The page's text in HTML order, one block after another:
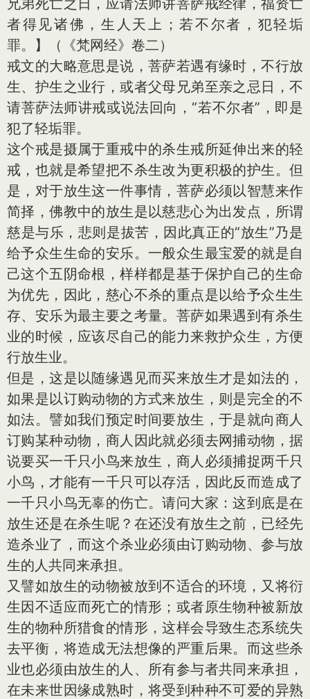
兄弟死亡之日，应请法师讲菩萨戒经律，福资亡
者得见诸佛，生人天上；若不尔者，犯轻垢
罪。】（《梵网经》卷二）
戒文的大略意思是说，菩萨若遇有缘时，不行放
生、护生之业行，或者父母兄弟至亲之忌日，不
请菩萨法师讲戒或说法回向，“若不尔者”，即是
犯了轻垢罪。
这个戒是摄属于重戒中的杀生戒所延伸出来的轻
戒，也就是希望把不杀生改为更积极的护生。但
是，对于放生这一件事情，菩萨必须以智慧来作
简择，佛教中的放生是以慈悲心为出发点，所谓
慈是与乐，悲则是拔苦，因此真正的“放生”乃是
给予众生生命的安乐。一般众生最宝爱的就是自
己这个五阴命根，样样都是基于保护自己的生命
为优先，因此，慈心不杀的重点是以给予众生生
存、安乐为最主要之考量。菩萨如果遇到有杀生
业的时候，应该尽自己的能力来救护众生，方便
行放生业。
但是，这是以随缘遇见而买来放生才是如法的，
如果是以订购动物的方式来放生，则是完全的不
如法。譬如我们预定时间要放生，于是就向商人
订购某种动物，商人因此就必须去网捕动物，据
说要买一千只小鸟来放生，商人必须捕捉两千只
小鸟，才能有一千只可以存活，因此反而造成了
一千只小鸟无辜的伤亡。请问大家：这到底是在
放生还是在杀生呢？在还没有放生之前，已经先
造杀业了，而这个杀业必须由订购动物、参与放
生的人共同来承担。
又譬如放生的动物被放到不适合的环境，又将衍
生因不适应而死亡的情形；或者原生物种被新放
生的物种所猎食的情形，这样会导致生态系统失
去平衡，将造成无法想像的严重后果。而这些杀
业也必须由放生的人、所有参与者共同来承担，
在未来世因缘成熟时，将受到种种不可爱的异熟